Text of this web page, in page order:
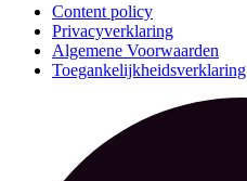
Content policy
Privacyverklaring
Algemene Voorwaarden
Toegankelijkheidsverklaring